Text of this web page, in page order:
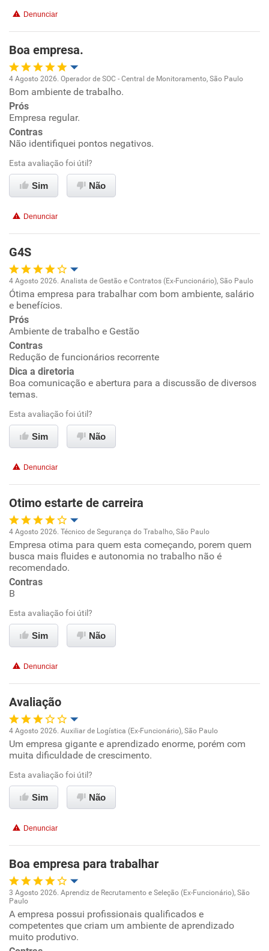
Denunciar
Boa empresa.
Oportunidade de promoção
Ambiente de trabalho
Benefícios
Recomenda esta empresa
Recomenda a diretoria
4 Agosto 2026. Operador de SOC - Central de Monitoramento, São Paulo
Bom ambiente de trabalho.
Prós
Empresa regular.
Contras
Não identifiquei pontos negativos.
Esta avaliação foi útil?
Sim Não
Denunciar
G4S
Oportunidade de promoção
Ambiente de trabalho
Conciliação com a vida familiar
Benefícios
Recomenda esta empresa
Recomenda a diretoria
4 Agosto 2026. Analista de Gestão e Contratos (Ex-Funcionário), São Paulo
Ótima empresa para trabalhar com bom ambiente, salário
e benefícios.
Prós
Ambiente de trabalho e Gestão
Contras
Redução de funcionários recorrente
Dica a diretoria
Boa comunicação e abertura para a discussão de diversos
temas.
Esta avaliação foi útil?
Sim Não
Denunciar
Otimo estarte de carreira
Oportunidade de promoção
Benefícios
Recomenda esta empresa
4 Agosto 2026. Técnico de Segurança do Trabalho, São Paulo
Empresa otima para quem esta começando, porem quem
busca mais fluides e autonomia no trabalho não é
recomendado.
Contras
B
Esta avaliação foi útil?
Sim Não
Denunciar
Avaliação
Oportunidade de promoção
Ambiente de trabalho
Conciliação com a vida familiar
Não recomenda esta empresa
Não recomenda a diretoria
4 Agosto 2026. Auxiliar de Logística (Ex-Funcionário), São Paulo
Um empresa gigante e aprendizado enorme, porém com
muita dificuldade de crescimento.
Esta avaliação foi útil?
Sim Não
Denunciar
Boa empresa para trabalhar
Oportunidade de promoção
Ambiente de trabalho
3 Agosto 2026. Aprendiz de Recrutamento e Seleção (Ex-Funcionário), São
Paulo
A empresa possui profissionais qualificados e
competentes que criam um ambiente de aprendizado
muito produtivo.